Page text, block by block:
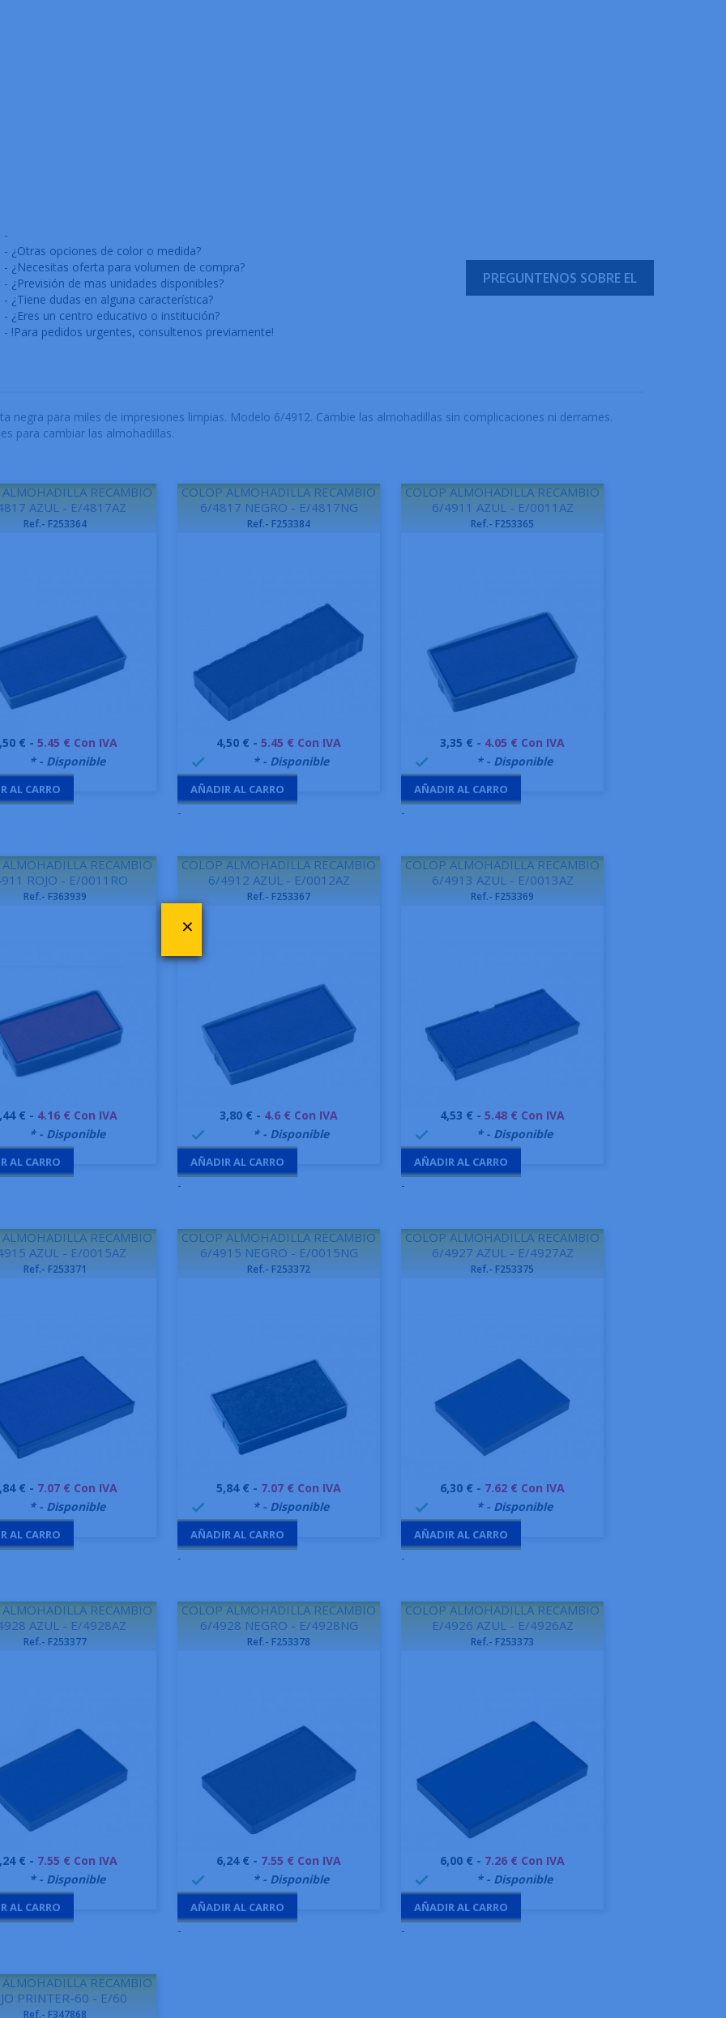
-
- ¿Otras opciones de color o medida?
- ¿Necesitas oferta para volumen de compra?
- ¿Previsión de mas unidades disponibles?
- ¿Tiene dudas en alguna característica?
- ¿Eres un centro educativo o institución?
- !Para pedidos urgentes, consultenos previamente!
PREGUNTENOS SOBRE EL
negra para miles de impresiones limpias. Modelo 6/4912. Cambie las almohadillas sin complicaciones ni derrames.
para cambiar las almohadillas.
RECAMBIO
AZUL - E/4817AZ
Ref.- F253364
 Vista rápida
€ - 5.45 € Con IVA
* - Disponible
AL CARRO
COLOP ALMOHADILLA RECAMBIO
6/4817 NEGRO - E/4817NG
Ref.- F253384
 Vista rápida
Precio
4,50 € - 5.45 € Con IVA
 * - Disponible
AÑADIR AL CARRO
-
COLOP ALMOHADILLA RECAMBIO
6/4911 AZUL - E/0011AZ
Ref.- F253365
 Vista rápida
Precio
3,35 € - 4.05 € Con IVA
 * - Disponible
AÑADIR AL CARRO
-
RECAMBIO
ROJO - E/0011RO
Ref.- F363939
 Vista rápida
€ - 4.16 € Con IVA
* - Disponible
AL CARRO
COLOP ALMOHADILLA RECAMBIO
6/4912 AZUL - E/0012AZ
Ref.- F253367
Vista rápida
Precio
3,80 € - 4.6 € Con IVA
 * - Disponible
AÑADIR AL CARRO
-
COLOP ALMOHADILLA RECAMBIO
6/4913 AZUL - E/0013AZ
Ref.- F253369
 Vista rápida
Precio
4,53 € - 5.48 € Con IVA
 * - Disponible
AÑADIR AL CARRO
-
RECAMBIO
AZUL - E/0015AZ
Ref.- F253371
 Vista rápida
€ - 7.07 € Con IVA
* - Disponible
AL CARRO
COLOP ALMOHADILLA RECAMBIO
6/4915 NEGRO - E/0015NG
Ref.- F253372
 Vista rápida
Precio
5,84 € - 7.07 € Con IVA
 * - Disponible
AÑADIR AL CARRO
-
COLOP ALMOHADILLA RECAMBIO
6/4927 AZUL - E/4927AZ
Ref.- F253375
 Vista rápida
Precio
6,30 € - 7.62 € Con IVA
 * - Disponible
AÑADIR AL CARRO
-
RECAMBIO
AZUL - E/4928AZ
Ref.- F253377
 Vista rápida
€ - 7.55 € Con IVA
* - Disponible
AL CARRO
COLOP ALMOHADILLA RECAMBIO
6/4928 NEGRO - E/4928NG
Ref.- F253378
 Vista rápida
Precio
6,24 € - 7.55 € Con IVA
 * - Disponible
AÑADIR AL CARRO
-
COLOP ALMOHADILLA RECAMBIO
E/4926 AZUL - E/4926AZ
Ref.- F253373
 Vista rápida
Precio
6,00 € - 7.26 € Con IVA
 * - Disponible
AÑADIR AL CARRO
-
RECAMBIO
PRINTER-60 - E/60
Ref.- F347868
×